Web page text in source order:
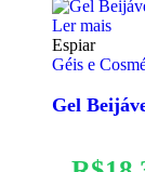
Ler mais
Espiar
Géis e
Gel